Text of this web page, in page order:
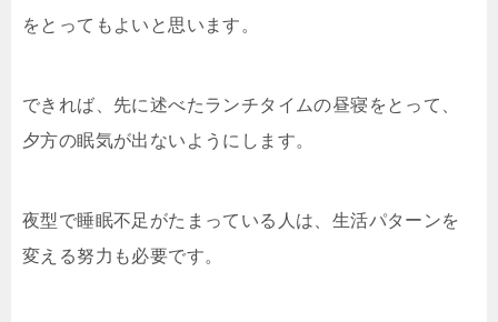
をとってもよいと思います。
できれば、先に述べたランチタイムの昼寝をとって、
夕方の眠気が出ないようにします。
夜型で睡眠不足がたまっている人は、生活パターンを
変える努力も必要です。